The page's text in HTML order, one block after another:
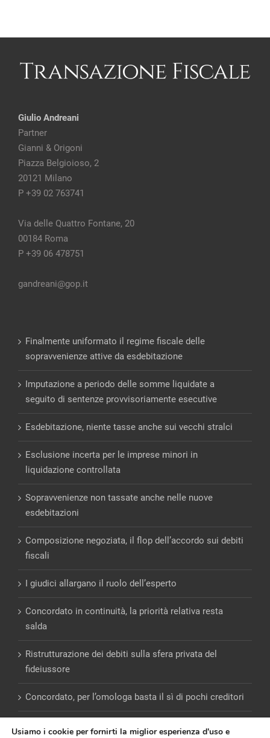
Partner
20121 Milano
P +39 02 763741
00184 Roma
sopravvenienze attive da esdebitazione
Imputazione a periodo delle somme liquidate a
seguito di sentenze provvisoriamente esecutive
Esdebitazione, niente tasse anche sui vecchi stralci
Esclusione incerta per le imprese minori in
liquidazione controllata
Sopravvenienze non tassate anche nelle nuove
Composizione negoziata, il flop dell’accordo sui debiti
I giudici allargano il ruolo dell’esperto
Concordato in continuità, la priorità relativa resta
Ristrutturazione dei debiti sulla sfera privata del
Concordato, per l’omologa basta il sì di pochi creditori
Usiamo i cookie per fornirti la miglior esperienza d'uso e